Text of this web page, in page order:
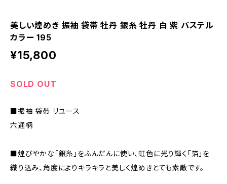
美しい煌めき 振袖 袋帯 牡丹 銀糸 牡丹 白 紫 パステル
カラー 195
¥15,800
SOLD OUT
■振袖 袋帯 リユース
六通柄
■煌びやかな「銀糸」をふんだんに使い、虹色に光り輝く「箔」を
織り込み、角度によりキラキラと美しく煌めきとても素敵です。